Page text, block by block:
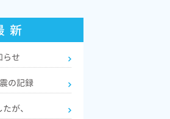
新
らせ
の記録
が、